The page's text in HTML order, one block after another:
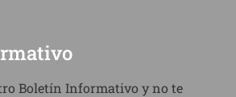
Boletín Informativo y no te